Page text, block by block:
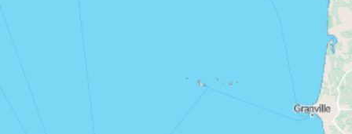
Pourquoi acheter un logement neuf en
Portée par une croissance démographique
soutenue, la Loire-Atlantique figure parmi les